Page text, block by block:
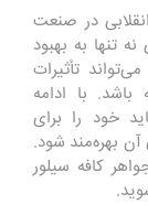
در صنعت
تنها به بهبود
تأثیرات
با ادامه
خود را برای
آن بهره‌مند شود.
کافه سیلور